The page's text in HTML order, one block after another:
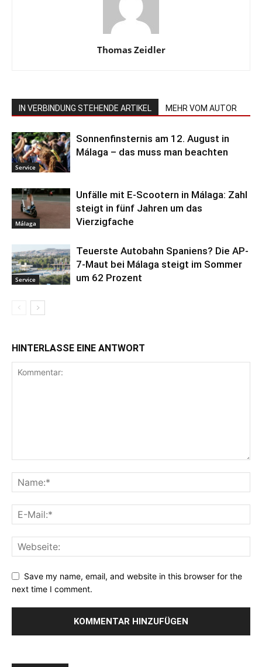
Thomas Zeidler
IN VERBINDUNG STEHENDE ARTIKEL MEHR VOM AUTOR
Service
Sonnenfinsternis am 12. August in
Málaga – das muss man beachten
Málaga
Unfälle mit E-Scootern in Málaga: Zahl
steigt in fünf Jahren um das
Vierzigfache
Service
Teuerste Autobahn Spaniens? Die AP-
7-Maut bei Málaga steigt im Sommer
um 62 Prozent
HINTERLASSE EINE ANTWORT
Save my name, email, and website in this browser for the
next time I comment.